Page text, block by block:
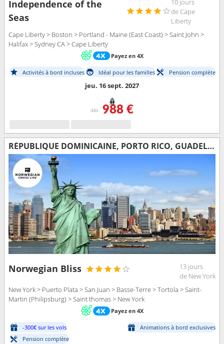
Independence of the
Seas
10 jours
de Cape
Liberty
Cape Liberty > Boston > Portland - Maine (East Coast) > Saint John >
Halifax > Sydney CA > Cape Liberty
Payez en 4X
Activités à bord incluses Idéal pour les familles Pension complète
jeu. 16 sept. 2027
dès 988 €
RÉPUBLIQUE DOMINICAINE, PORTO RICO, GUADELOUPE, TORTOLA, SAINT-MARTIN, SAINT-THOMAS, ÉTATS-UNIS
Norwegian Bliss
13 jours
de New York
New York > Puerto Plata > San Juan > Basse-Terre > Tortola > Saint-
Martin (Philipsburg) > Saint thomas > New York
Payez en 4X
-300€ sur les vols
Animations à bord exclusives
Pension complète